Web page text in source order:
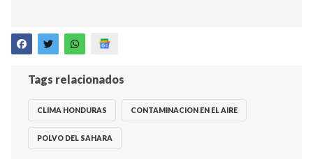
Tags relacionados
CLIMA HONDURAS CONTAMINACION EN EL AIRE
POLVO DEL SAHARA